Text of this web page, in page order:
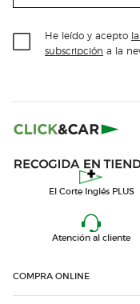
He leído y acepto
subscripción a la
El Corte Inglés PLUS
Atención al cliente
COMPRA ONLINE